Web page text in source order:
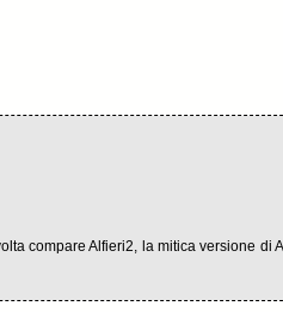
compare Alfieri2, la mitica versione di